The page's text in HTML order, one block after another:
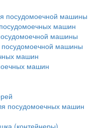
посудомоечной машины
машин
машины
машины
машин
машин
посудомоечных машин
(контейнеры)